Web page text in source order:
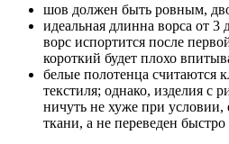
шов должен быть ровным,
идеальная длинна ворса от
ворс испортится после
короткий будет плохо
белые полотенца считаются
текстиля; однако, изделия с
ничуть не хуже при
ткани, а не переведен